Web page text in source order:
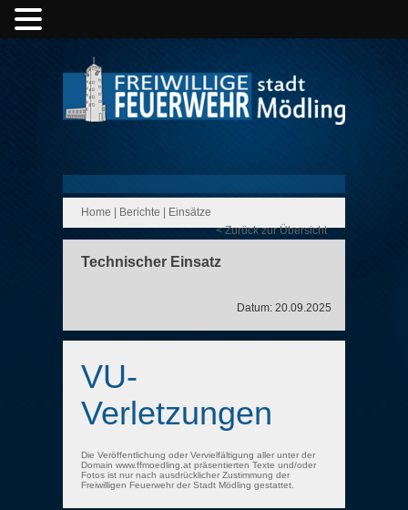
Home Berichte
Einsätze
< Zurück zur Übersicht
Technischer Einsatz
Datum: 20.09.2025
VU-
Verletzungen
Die Veröffentlichung oder Vervielfältigung aller unter der
Domain www.ffmoedling.at präsentierten Texte und/oder
Fotos ist nur nach ausdrücklicher Zustimmung der
Freiwilligen Feuerwehr der Stadt Mödling gestattet.